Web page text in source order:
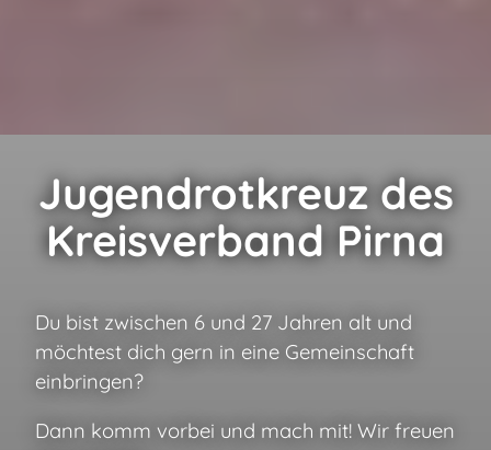
Jugendrotkreuz des
Kreisverband Pirna
Du bist zwischen 6 und 27 Jahren alt und
möchtest dich gern in eine Gemeinschaft
einbringen?
Dann komm vorbei und mach mit! Wir freuen